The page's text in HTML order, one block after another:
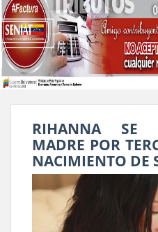
RIHANNA SE
MADRE POR
NACIMIENTO DE